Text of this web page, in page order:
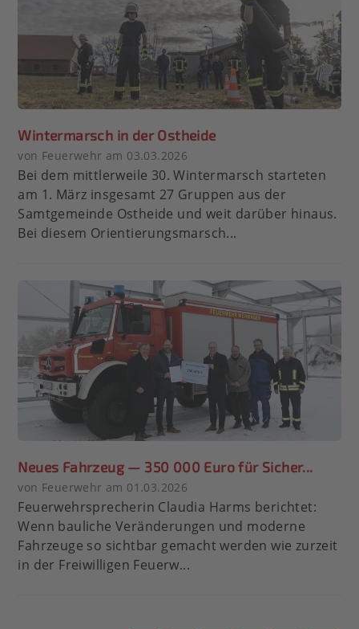
Wintermarsch in der Ostheide
von Feuerwehr am 03.03.2026
Bei dem mittlerweile 30. Wintermarsch starteten
am 1. März insgesamt 27 Gruppen aus der
Samtgemeinde Ostheide und weit darüber hinaus.
Bei diesem Orientierungsmarsch...
Neues Fahrzeug — 350 000 Euro für Sicher...
von Feuerwehr am 01.03.2026
Feuerwehrsprecherin Claudia Harms berichtet:
Wenn bauliche Veränderungen und moderne
Fahrzeuge so sichtbar gemacht werden wie zurzeit
in der Freiwilligen Feuerw...